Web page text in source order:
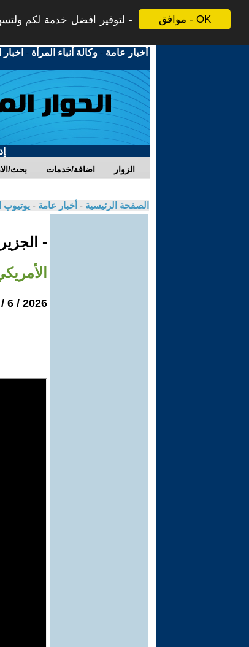
موافق - OK
لتوفير افضل خدمة لكم
أخبار عامة -وكالة أنباء المرأة -
بحث/ اضافة/خدمات الزوار
الصفحة الرئيسية - أخبار عامة - يوتيوب
-
2026 / 6 / 16